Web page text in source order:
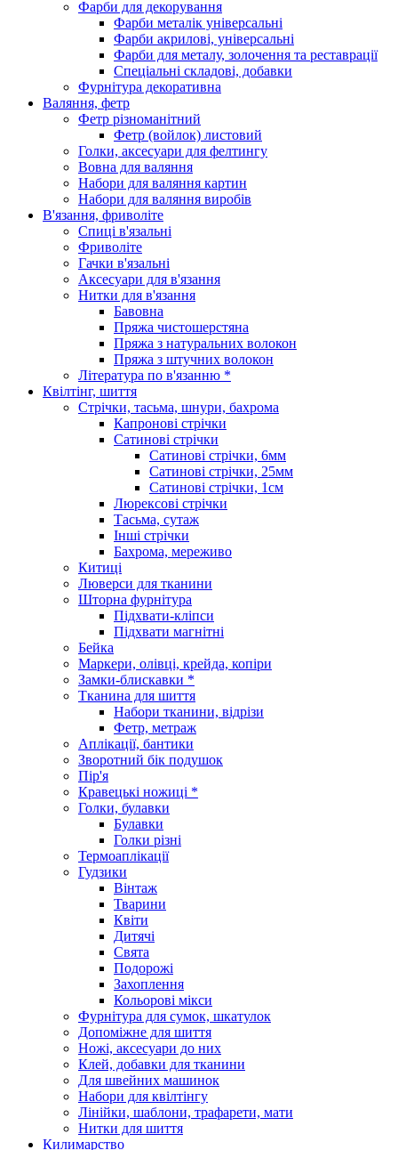
Фарби для декорування
Фарби металік універсальні
Фарби акрилові, універсальні
Фарби для металу, золочення та реставрації
Спеціальні складові, добавки
Фурнітура декоративна
Валяння, фетр
Фетр різноманітний
Фетр (войлок) листовий
Голки, аксесуари для фелтингу
Вовна для валяння
Набори для валяння картин
Набори для валяння виробів
В'язання, фриволіте
Спиці в'язальні
Фриволіте
Гачки в'язальні
Аксесуари для в'язання
Нитки для в'язання
Бавовна
Пряжа чистошерстяна
Пряжа з натуральних волокон
Пряжа з штучних волокон
Література по в'язанню *
Квілтінг, шиття
Стрічки, тасьма, шнури, бахрома
Капронові стрічки
Сатинові стрічки
Сатинові стрічки, 6мм
Сатинові стрічки, 25мм
Сатинові стрічки, 1см
Люрексові стрічки
Тасьма, сутаж
Інші стрічки
Бахрома, мереживо
Китиці
Люверси для тканини
Шторна фурнітура
Підхвати-кліпси
Підхвати магнітні
Бейка
Маркери, олівці, крейда, копіри
Замки-блискавки *
Тканина для шиття
Набори тканини, відрізи
Фетр, метраж
Аплікації, бантики
Зворотний бік подушок
Пір'я
Кравецькі ножиці *
Голки, булавки
Булавки
Голки різні
Термоаплікації
Гудзики
Вінтаж
Тварини
Квіти
Дитячі
Свята
Подорожі
Захоплення
Кольорові мікси
Фурнітура для сумок, шкатулок
Допоміжне для шиття
Ножі, аксесуари до них
Клей, добавки для тканини
Для швейних машинок
Набори для квілтінгу
Лінійки, шаблони, трафарети, мати
Нитки для шиття
Килимарство